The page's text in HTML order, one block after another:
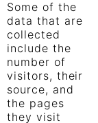
Some of the
data that are
collected
include the
number of
visitors, their
source, and
the pages
they visit